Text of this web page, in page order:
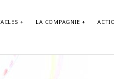
LA COMPAGNIE